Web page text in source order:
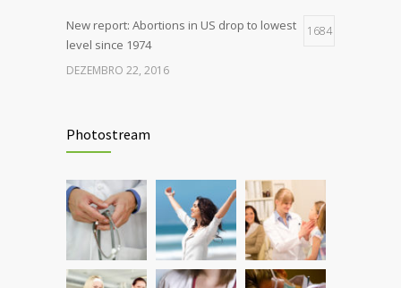
New report: Abortions in US drop to lowest
level since 1974
1684
DEZEMBRO 22, 2016
patients and doctors
Can breakfast help keep us thin? Nutrition
science is tricky
1299
JANEIRO 5, 2017
Photostream